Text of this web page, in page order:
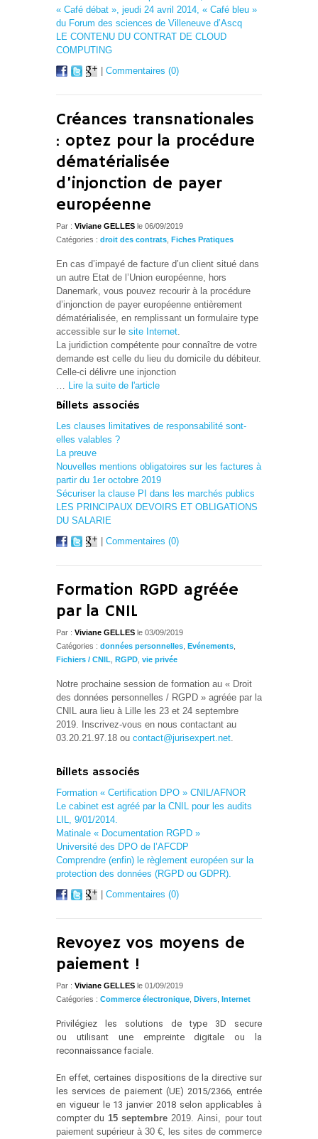
« Café débat », jeudi 24 avril 2014, « Café bleu »
du Forum des sciences de Villeneuve d’Ascq
LE CONTENU DU CONTRAT DE CLOUD
COMPUTING
Commentaires (0)
Créances transnationales
: optez pour la procédure
dématérialisée
d’injonction de payer
européenne
Par : Viviane GELLES le 06/09/2019
Catégories : droit des contrats Fiches Pratiques
En cas d’impayé de facture d’un client situé dans
un autre Etat de l’Union européenne, hors
Danemark, vous pouvez recourir à la procédure
d’injonction de payer européenne entièrement
dématérialisée, en remplissant un formulaire type
accessible sur le site Internet.
La juridiction compétente pour connaître de votre
demande est celle du lieu du domicile du débiteur.
Celle-ci délivre une injonction
… Lire la suite de l'article
Billets associés
Les clauses limitatives de responsabilité sont-
elles valables ?
La preuve
Nouvelles mentions obligatoires sur les factures à
partir du 1er octobre 2019
Sécuriser la clause PI dans les marchés publics
LES PRINCIPAUX DEVOIRS ET OBLIGATIONS
DU SALARIE
Commentaires (0)
Formation RGPD agréée
par la CNIL
Par : Viviane GELLES le 03/09/2019
Catégories : données personnelles Evénements
Fichiers / CNIL RGPD vie privée
Notre prochaine session de formation au « Droit
des données personnelles / RGPD » agréée par la
CNIL aura lieu à Lille les 23 et 24 septembre
2019. Inscrivez-vous en nous contactant au
03.20.21.97.18 ou contact@jurisexpert.net.
Billets associés
Formation « Certification DPO » CNIL/AFNOR
Le cabinet est agréé par la CNIL pour les audits
LIL, 9/01/2014.
Matinale « Documentation RGPD »
Université des DPO de l’AFCDP
Comprendre (enfin) le règlement européen sur la
protection des données (RGPD ou GDPR).
Commentaires (0)
Revoyez vos moyens de
paiement !
Par : Viviane GELLES le 01/09/2019
Catégories : Commerce électronique Divers Internet
Privilégiez les solutions de type 3D secure
ou utilisant une empreinte digitale ou la
reconnaissance faciale.
En effet, certaines dispositions de la directive sur
les services de paiement (UE) 2015/2366, entrée
en vigueur le 13 janvier 2018 selon applicables à
compter du 15 septembre2019. Ainsi, pour tout
paiement supérieur à 30 €, les sites de commerce